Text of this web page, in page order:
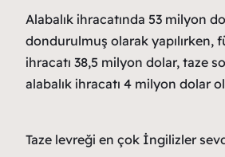
Alabalık ihracatında 53 milyon
dondurulmuş olarak yapılırken,
ihracatı 38,5 milyon dolar, taze
alabalık ihracatı 4 milyon dolar
Taze levreği en çok İngilizler